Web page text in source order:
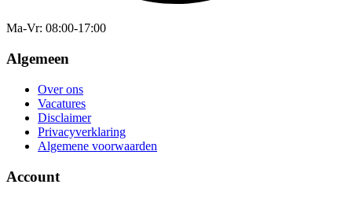
Ma-Vr: 08:00-17:00
Algemeen
Over ons
Vacatures
Disclaimer
Privacyverklaring
Algemene voorwaarden
Account